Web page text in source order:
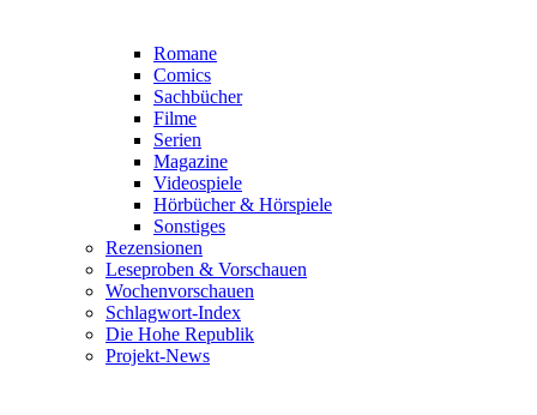
Romane
Comics
Sachbücher
Filme
Serien
Magazine
Videospiele
Hörbücher & Hörspiele
Sonstiges
Rezensionen
Leseproben & Vorschauen
Wochenvorschauen
Schlagwort-Index
Die Hohe Republik
Projekt-News